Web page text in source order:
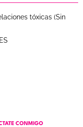
tóxicas (Sin
CONMIGO